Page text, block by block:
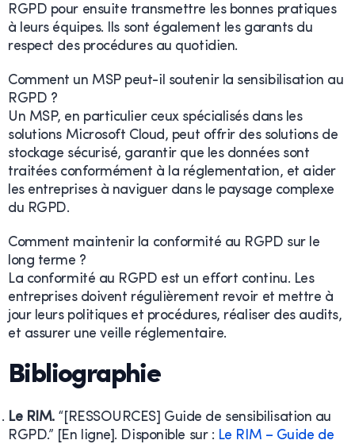
RGPD pour ensuite transmettre les bonnes pratiques
à leurs équipes. Ils sont également les garants du
respect des procédures au quotidien.
Comment un MSP peut-il soutenir la sensibilisation au
RGPD ?
Un MSP, en particulier ceux spécialisés dans les
solutions Microsoft Cloud, peut offrir des solutions de
stockage sécurisé, garantir que les données sont
traitées conformément à la réglementation, et aider
les entreprises à naviguer dans le paysage complexe
du RGPD.
Comment maintenir la conformité au RGPD sur le
long terme ?
La conformité au RGPD est un effort continu. Les
entreprises doivent régulièrement revoir et mettre à
jour leurs politiques et procédures, réaliser des audits,
et assurer une veille réglementaire.
Bibliographie
Le RIM.“[RESSOURCES] Guide de sensibilisation au
RGPD.” [En ligne]. Disponible sur : Le RIM – Guide de